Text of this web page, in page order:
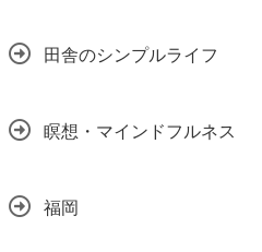
田舎のシンプルライフ
瞑想・マインドフルネス
福岡